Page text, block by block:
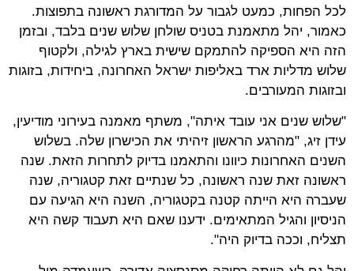
לכל הפחות, כמעט לגבור על המדורגת ראשונה בתפוצות.
כאמור, יהל מתאמנת בטניס שולחן שלוש שנים בלבד, ובזמן
הזה היא הספיקה להתמקם שישית בארץ לגילה, ולקטוף
שלוש מדליות ארד באליפות ישראל האחרונה, ביחידות, בזוגות
ובזוגות המעורבים.
"שלוש שנים אני עובד איתה", משתף מאמנה בעירוני מודיעין,
עידן זיג, "מהרגע הראשון זיהיתי את הכישרון שלה. בשלוש
השנים האחרונות כיוונו והתאמנו בדיוק לתחרות הזאת. שנה
ראשונה זאת שנה ראשונה, כל שנתיים זאת קטגוריה, שנה
שעברה היא הייתה קטנה בקטגוריה, השנה היא הגיעה עם
הניסיון והגיל המתאימים. ידענו שאם היא תעבוד קשה היא
תצליח, וככה בדיוק היה".